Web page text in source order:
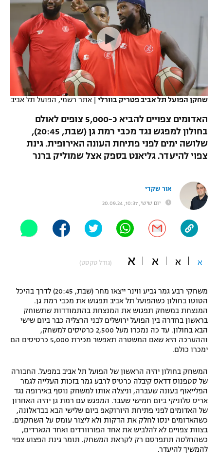
רץ ברשת
תוצאות
לוח שידורים
"מעל הליגה" – פודקאסט
"מחצית בשכונה" – פודקאסט
משתתפים וזוכים בפרסים
תקנון משתתפים וזוכים בפרסים
תקנון עבור פעילות אלקטרה
תקנון עבור פעילות ספורט 1 – "מרלן"
טניס
גיימינג E-Sports
מדיניות פרטיות
תקנון פעילות ספורט 1
רשיון להקרנה פומבית לבית עסק
מכבי חיפה
בית"ר ירושלים
מכבי תל אביב
הפועל תל אביב
הפועל חיפה
הפועל באר שבע
בני יהודה
ליגה איטלקית
ליגה צרפתית
ליגה הולנדית
ליגה טורקית
ליגה סינית
ליגות נוספות
מכבי תל אביב
הפועל חולון
הפועל ירושלים
דני אבדיה
יורוליג
יורוקאפ
כדוריד
כדורעף
שחייה
ג'ודו
אגרוף
UFC
אופניים
ספורט מוטורי
פוטבול אמריקאי NFL
בייסבול MLB
אומנויות לחימה
גיימינג E-Sports
שחקן הפועל תל אביב פטריק בוורלי | אתר רשמי, הפועל תל אביב
האדומים צפויים להביא כ-5,000 צופים לאולם
בחולון למפגש נגד מכבי רמת גן (שבת, 20:45),
שלושה ימים לפני פתיחת העונה האירופית. גינת
צפוי להיעדר. גליאנט בספק אצל שמוליק ברנר
אור שקדי
יום שישי, 10:37, 20.09.24
א א א א (גודל טקסט)
משחקי רבע גמר גביע ווינר ייצאו מחר (שבת, 20:45) לדרך בהיכל
הטוטו בחולון כשהפועל תל אביב תפגוש את מכבי רמת גן.
המנצחת במשחק תפגוש את המנצחת בהתמודדות שתשוחק
בראשון בחדרה בין הפועל ירושלים לבני הרצליה כבר ביום שישי
הבא בחולון. עד כה נמכרו מעל 2,500 כרטיסים למשחק,
וההערכה היא שאם המשטרה תאפשר מכירת 5,000 כרטיסים הם
ימכרו כולם.
המשחק בחולון יהיה הראשון של הפועל תל אביב במפעל. החבורה
של סטפנוס דדאס קיבלה כרטיס לרבע גמר בזכות העלייה לגמר
הפלייאוף בעונה שעברה, וניצלה אותו למשחק נוסף באירופה נגד
אריס סלוניקי ביום חמישי שעבר. המפגש עם רמת גן יהיה האחרון
של האדומים לפני פתיחת היורוקאפ ביום שלישי הבא בבדאלונה,
כשהאדומים ינסו לחלק את הדקות ולא ליצור עומס על השחקנים.
בצוות צפויים לא להלביש את אחד הפורוורדים ואחד הגארדים,
כשהחלטה תתפרסם רק לקראת המשחק. תומר גינת הפצוע צפוי
להמשיך להיעדר.